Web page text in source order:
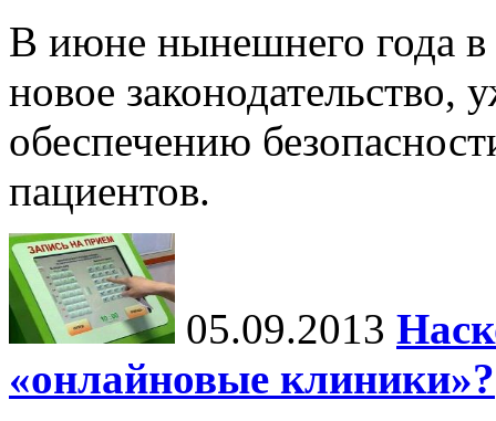
В июне нынешнего года в
новое законодательство,
обеспечению
пациентов.
05.09.2013
«онлайновые клиники»?